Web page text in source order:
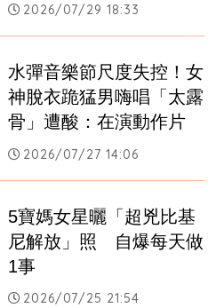
2026/07/29 18:33
水彈音樂節尺度失控！女
神脫衣跪猛男嗨唱「太露
骨」遭酸：在演動作片
2026/07/27 14:06
5寶媽女星曬「超兇比基
尼解放」照　自爆每天做
1事
2026/07/25 21:54